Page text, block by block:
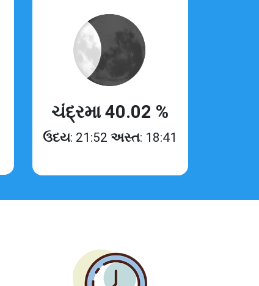
ચંદ્રમા 40.02 %
ઉદય: 21:52અસ્ત: 18:41